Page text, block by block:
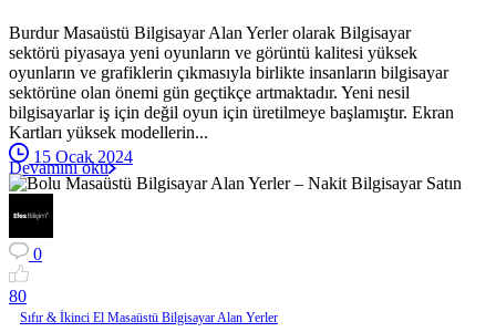
Burdur Masaüstü Bilgisayar Alan Yerler olarak Bilgisayar
sektörü piyasaya yeni oyunların ve görüntü kalitesi yüksek
oyunların ve grafiklerin çıkmasıyla birlikte insanların bilgisayar
sektörüne olan önemi gün geçtikçe artmaktadır. Yeni nesil
bilgisayarlar iş için değil oyun için üretilmeye başlamıştır. Ekran
Kartları yüksek modellerin...
15 Ocak 2024
Devamını oku
0
80
Sıfır & İkinci El Masaüstü Bilgisayar Alan Yerler